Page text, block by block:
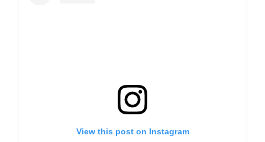
View this post on Instagram